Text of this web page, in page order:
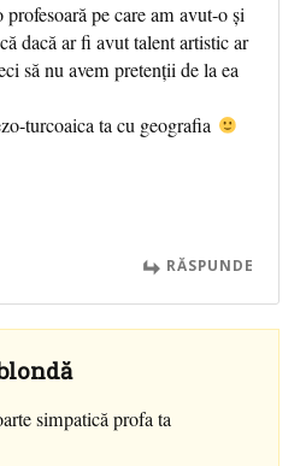
pe care am avut-o şi
dacă ar fi avut talent artistic ar
să nu avem pretenţii de la ea
turcoaica ta cu geografia
RĂSPUNDE
simpatică profa ta